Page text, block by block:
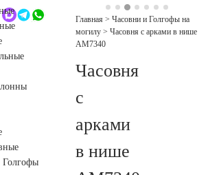
Голгофы
Главная > Часовни и Голгофы на
могилу > Часовня с арками в нише
AM7340
Часовня
с
арками
в нише